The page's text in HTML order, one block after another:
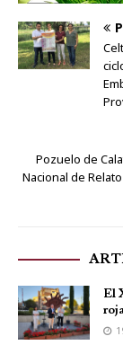
Pozuelo de
Nacional de
El